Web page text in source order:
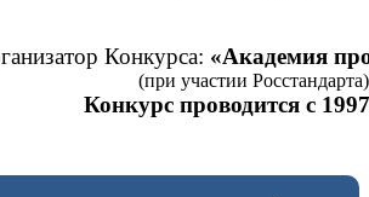
Конкурса: «Академия
(при участии Росстандарта)
Конкурс проводится с